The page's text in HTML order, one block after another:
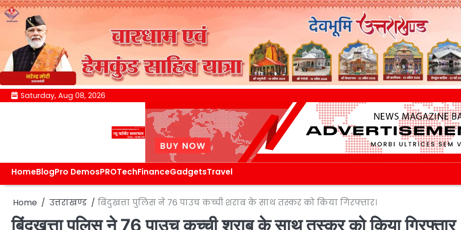
Skip Saturday, Aug 08, 2026
HomeBlogPro DemosPROTechFinanceGadgetsTravel
Home उत्तराखण्ड बिंदुखत्ता पुलिस ने 76 पाउच कच्ची शराब के साथ तस्कर को किया गिरफ्तार।
बिंदुखत्ता पुलिस ने 76 पाउच कच्ची शराब के साथ तस्कर को किया